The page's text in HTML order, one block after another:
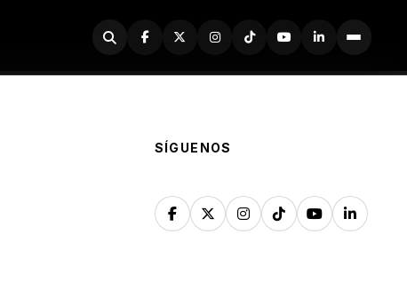
Buscador
SÍGUENOS